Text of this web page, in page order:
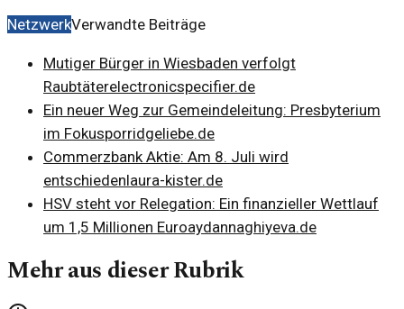
NetzwerkVerwandte Beiträge
Mutiger Bürger in Wiesbaden verfolgt
Raubtäterelectronicspecifier.de
Ein neuer Weg zur Gemeindeleitung: Presbyterium
im Fokusporridgeliebe.de
Commerzbank Aktie: Am 8. Juli wird
entschiedenlaura-kister.de
HSV steht vor Relegation: Ein finanzieller Wettlauf
um 1,5 Millionen Euroaydannaghiyeva.de
Mehr aus dieser Rubrik